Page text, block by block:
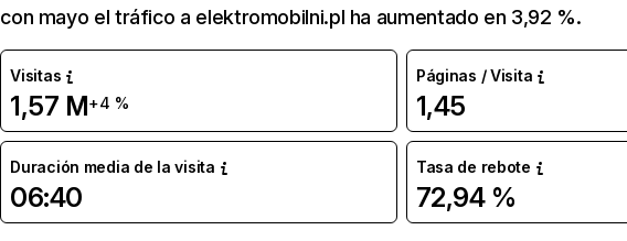
con mayo el tráfico a elektromobilni.pl ha aumentado en 3,92 %.
Visitas
1,57 M+4 %
Páginas / Visita
1,45
Duración media de la visita
06:40
Tasa de rebote
72,94 %